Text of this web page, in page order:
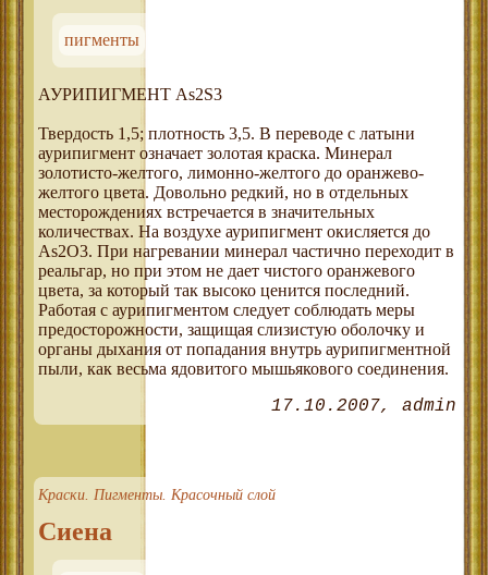
пигменты
АУРИПИГМЕНТ As2S3
Твердость 1,5; плотность 3,5. В переводе с латыни
аурипигмент означает золотая краска. Минерал
золотисто-желтого, лимонно-желтого до оранжево-
желтого цвета. Довольно редкий, но в отдельных
месторождениях встречается в значительных
количествах. На воздухе аурипигмент окисляется до
Аs2О3. При нагревании минерал частично переходит в
реальгар, но при этом не дает чистого оранжевого
цвета, за который так высоко ценится последний.
Работая с аурипигментом следует соблюдать меры
предосторожности, защищая слизистую оболочку и
органы дыхания от попадания внутрь аурипигментной
пыли, как весьма ядовитого мышьякового соединения.
17.10.2007 admin
Краски. Пигменты. Красочный слой
Сиена